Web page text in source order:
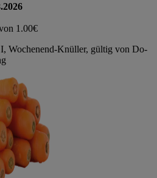
1.00€
Wochenend-Knüller, gültig von Do-